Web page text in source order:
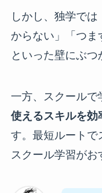
しかし、独学で
からない」「つま
といった壁にぶつ
一方、スクールで
使えるスキルを効
す。最短ルートで
スクール学習がお